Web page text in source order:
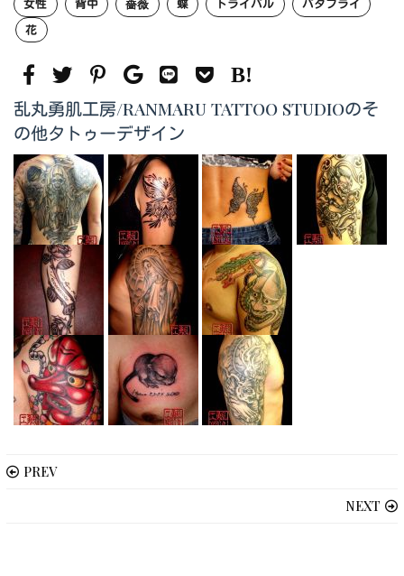
女性 背中 薔薇 蝶 トライバル
バタフライ
花
乱丸勇肌工房/RANMARU TATTOO STUDIOのそ
の他タトゥーデザイン
PREV
NEXT